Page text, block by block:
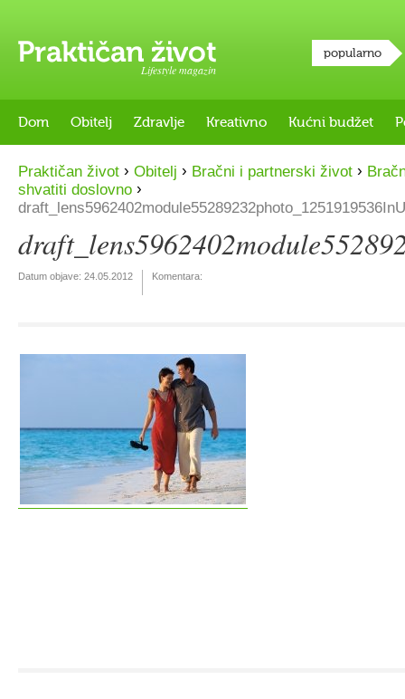
Lifestyle magazin
popularno
Dom Obitelj Zdravlje Kreativno Kućni budžet
Praktičan život › Obitelj › Bračni i partnerski život ›
shvatiti doslovno ›
Datum objave: 24.05.2012 Komentara: